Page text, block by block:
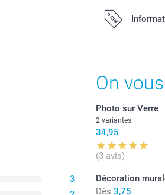
3
On
Photo sur Verre
2 variantes
34,95
(3 avis)
Décoration
Dès 3,75